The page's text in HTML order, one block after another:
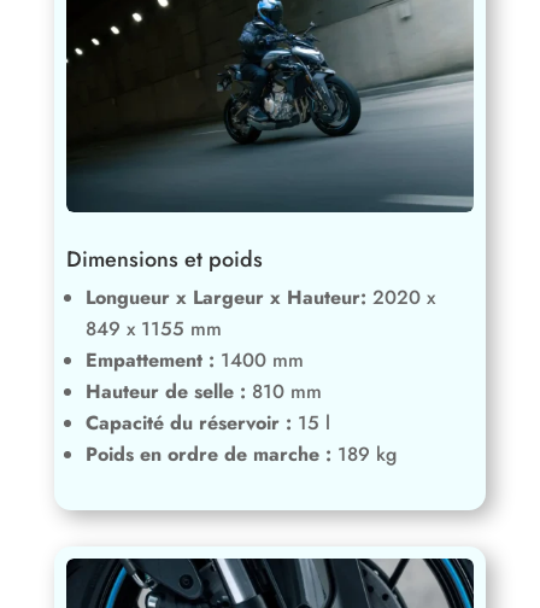
Longueur x Largeur x Hauteur: 2020 x
849 x 1155 mm
Hauteur de selle : 810 mm
Capacité du réservoir :
Poids en ordre de marche :